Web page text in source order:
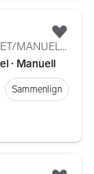
2.5DCI 190HK /NYSERVET/MANUELL/LED/KROK/AC/CRUISE
∙ Manuell
Sammenlign